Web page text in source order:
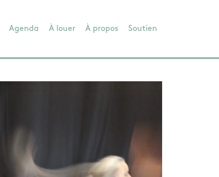
Agenda À louer À propos Soutien